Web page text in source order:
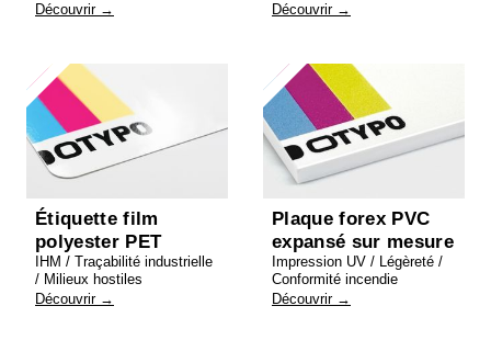
Découvrir →
Découvrir →
Étiquette film
polyester PET
IHM / Traçabilité industrielle
/ Milieux hostiles
Découvrir →
Plaque forex PVC
expansé sur mesure
Impression UV / Légèreté /
Conformité incendie
Découvrir →